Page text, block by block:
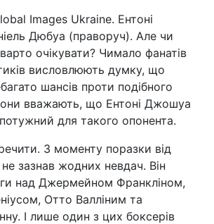
Images Ukraine. Ентоні
Дюбуа (праворуч). Але чи
очікувати? Чимало фанатів
висловлюють думку, що
шансів проти подібного
вважають, що Ентоні Джошуа
для такого опонента.
З моменту поразки від
зазнав жодних невдач. Він
над Джермейном Франкліном,
Отто Валліним та
І лише один з цих боксерів